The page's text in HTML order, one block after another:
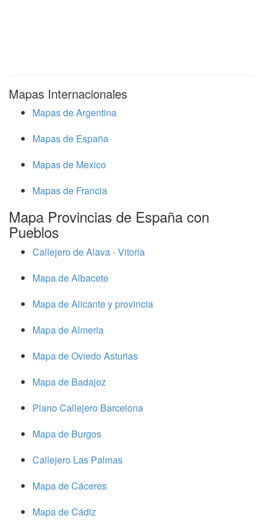
Mapas Internacionales
Mapas de Argentina
Mapas de España
Mapas de Mexico
Mapas de Francia
Mapa Provincias de España con
Pueblos
Callejero de Alava - Vitoria
Mapa de Albacete
Mapa de Alicante y provincia
Mapa de Almeria
Mapa de Oviedo Asturias
Mapa de Badajoz
Plano Callejero Barcelona
Mapa de Burgos
Callejero Las Palmas
Mapa de Cáceres
Mapa de Cádiz